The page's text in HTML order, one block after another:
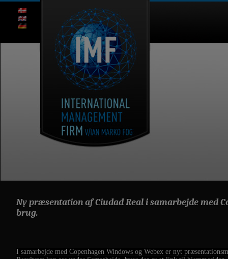
Ny præsentation af Ciudad Real i samarbejde med
brug.
I samarbejde med Copenhagen Windows og Webex er nyt